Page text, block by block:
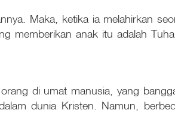
Maka, ketika ia melahirkan
memberikan anak itu adalah
di umat manusia, yang
dunia Kristen. Namun,